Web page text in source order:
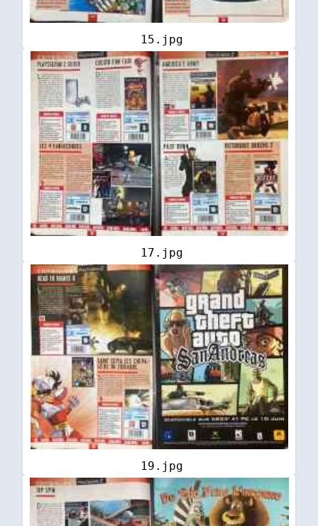
15.jpg
17.jpg
19.jpg